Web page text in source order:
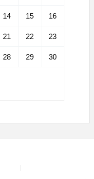
14 15 16
21 22 23
28 29 30